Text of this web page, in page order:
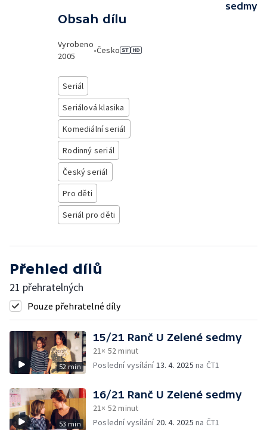
Obsah dílu
Vyrobeno
2005
•Česko
Seriál
Seriálová klasika
Komediální seriál
Rodinný seriál
Český seriál
Pro děti
Seriál pro děti
sedmy
Přehled dílů
21 přehratelných
Pouze přehratelné díly
52 min
15/21 Ranč U Zelené sedmy
21× 52 minut
Poslední vysílání13. 4. 2025 na ČT1
53 min
16/21 Ranč U Zelené sedmy
21× 52 minut
Poslední vysílání 20. 4. 2025 na ČT1